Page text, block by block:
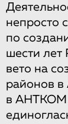
непросто
по
шести лет
вето на
районов в
в АНТКОМ